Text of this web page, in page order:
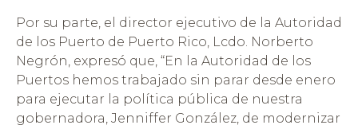
Por su parte, el director ejecutivo de la Autoridad
de los Puerto de Puerto Rico, Lcdo. Norberto
Negrón, expresó que, “En la Autoridad de los
Puertos hemos trabajado sin parar desde enero
para ejecutar la política pública de nuestra
gobernadora, Jenniffer González, de modernizar